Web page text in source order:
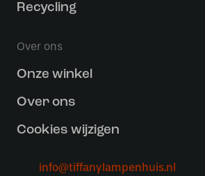
Recycling
Over ons
Onze winkel
Over ons
Cookies wijzigen
info@tiffanylampenhuis.nl